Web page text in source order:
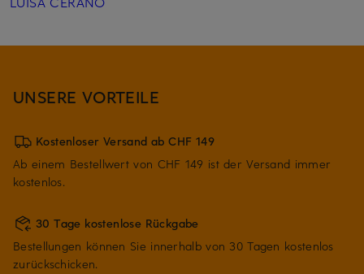
UNSERE VORTEILE
Kostenloser Versand ab CHF 149
Ab einem Bestellwert von CHF 149 ist der Versand immer
kostenlos.
30 Tage kostenlose Rückgabe
Bestellungen können Sie innerhalb von 30 Tagen kostenlos
zurückschicken.